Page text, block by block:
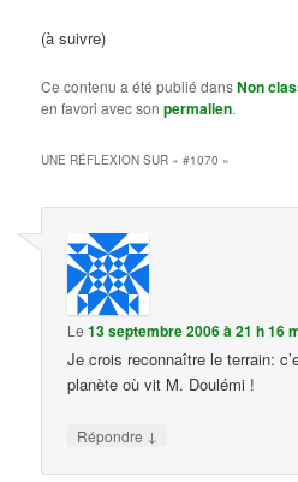
(à suivre)
Ce contenu a été publié dansNon
en favori avec sonpermalien.
UNE RÉFLEXION SUR «#1070 »
Le13 septembre 2006 à 21 h 16
Je crois reconnaître le terrain:
planète où vit M. Doulémi !
Répondre ↓